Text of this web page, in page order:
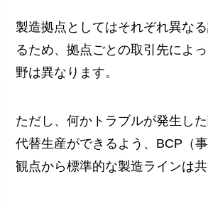
製造拠点としてはそれぞれ異な
るため、拠点ごとの取引先によ
野は異なります。
ただし、何かトラブルが発生し
代替生産ができるよう、BCP（
観点から標準的な製造ラインは共